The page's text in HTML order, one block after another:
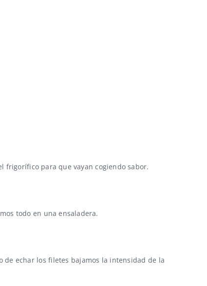
frigorífico para que vayan cogiendo sabor.
todo en una ensaladera.
de echar los filetes bajamos la intensidad de la